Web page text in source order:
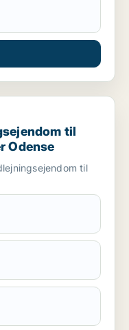
til salg i Storkøbenhavn
til
Odense
til